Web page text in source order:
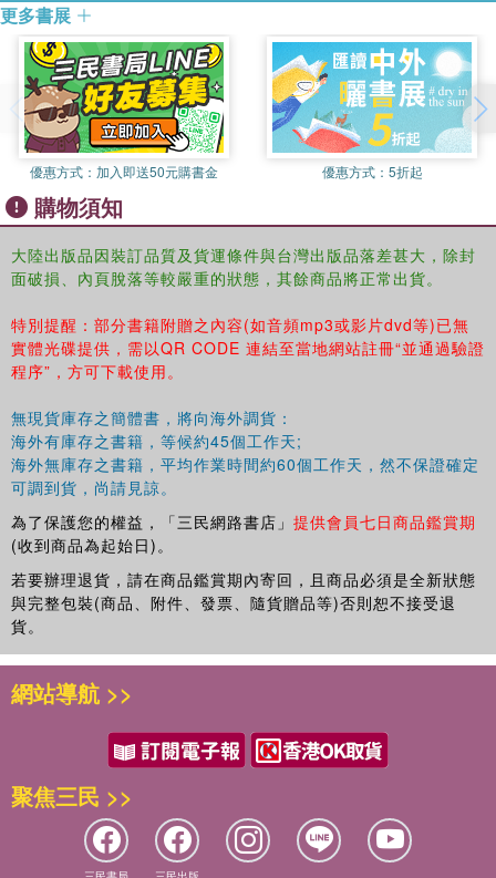
更多書展
優惠方式： 加入即送50元購書金 優惠方式： 5折起
購物須知
大陸出版品因裝訂品質及貨運條件與台灣出版品落差甚大，除封
面破損、內頁脫落等較嚴重的狀態，其餘商品將正常出貨。
特別提醒：部分書籍附贈之內容(如音頻mp3或影片dvd等)已無
實體光碟提供，需以QR CODE 連結至當地網站註冊“並通過驗證
程序”，方可下載使用。
無現貨庫存之簡體書，將向海外調貨：
海外有庫存之書籍，等候約45個工作天;
海外無庫存之書籍，平均作業時間約60個工作天，然不保證確定
可調到貨，尚請見諒。
為了保護您的權益，「三民網路書店」 提供會員七日商品鑑賞期
(收到商品為起始日)。
若要辦理退貨，請在商品鑑賞期內寄回，且商品必須是全新狀態
與完整包裝(商品、附件、發票、隨貨贈品等)否則恕不接受退
貨。
網站導航 >>
聚焦三民 >>